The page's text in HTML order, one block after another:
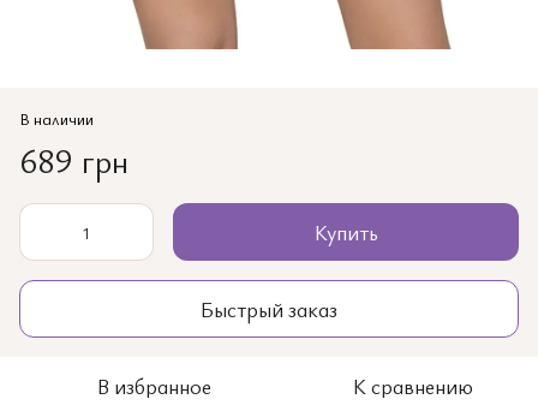
В наличии
689 грн
Купить
Быстрый заказ
В избранное К сравнению